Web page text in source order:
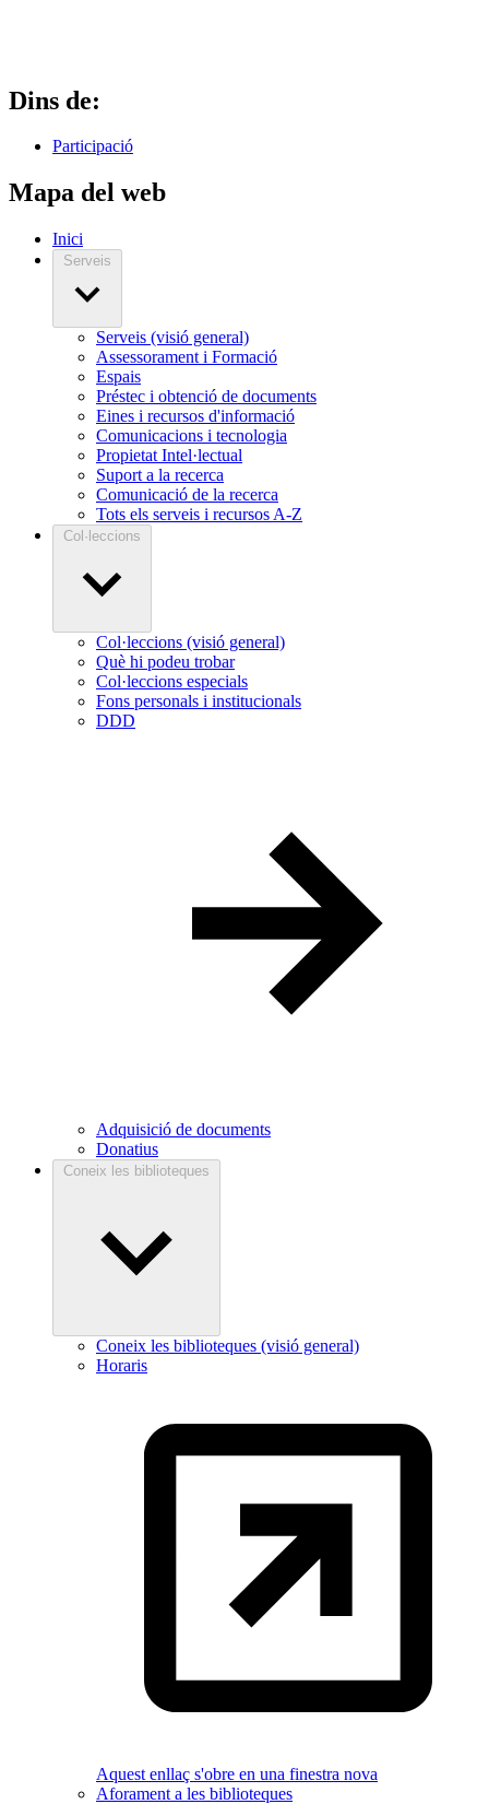
Dins de:
Participació
Mapa del web
Inici
Serveis
Serveis (visió general)
Assessorament i Formació
Espais
Préstec i obtenció de documents
Eines i recursos d'informació
Comunicacions i tecnologia
Propietat Intel·lectual
Suport a la recerca
Comunicació de la recerca
Tots els serveis i recursos A-Z
Col·leccions
Col·leccions (visió general)
Què hi podeu trobar
Col·leccions especials
Fons personals i institucionals
DDD
Adquisició de documents
Donatius
Coneix les biblioteques
Coneix les biblioteques (visió general)
Horaris
Aquest enllaç s'obre en una finestra nova
Aforament a les biblioteques